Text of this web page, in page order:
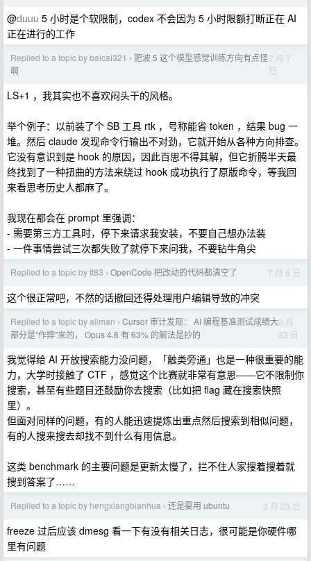
@duuu 5 小时是个软限制，codex 不会因为 5 小时限额打断正在 AI
正在进行的工作
Replied to a topic by baicai321 › 肥波 5 这个模型感觉训练方向有点怪
啊
7 月 7
日
LS+1 ，我其实也不喜欢闷头干的风格。
举个例子：以前装了个 SB 工具 rtk ，号称能省 token ，结果 bug 一
堆。然后 claude 发现命令行输出不对劲，它就开始从各种方向排查。
它没有意识到是 hook 的原因，因此百思不得其解，但它折腾半天最
终找到了一种扭曲的方法来绕过 hook 成功执行了原版命令，等我回
来看思考历史人都麻了。
我现在都会在 prompt 里强调：
- 需要第三方工具时，停下来请求我安装，不要自己想办法装
- 一件事情尝试三次都失败了就停下来问我，不要钻牛角尖
Replied to a topic by tt83 › OpenCode 把改动的代码都清空了 7 月 6 日
这个很正常吧，不然的话撤回还得处理用户编辑导致的冲突
Replied to a topic by allman › Cursor 审计发现： AI 编程基准测试成绩大
部分是"作弊"来的， Opus 4.8 有 63% 的解法是抄的
6 月
23 日
我觉得给 AI 开放搜索能力没问题，「触类旁通」也是一种很重要的能
力，大学时接触了 CTF ，感觉这个比赛就非常有意思——它不限制你
搜索，甚至有些题目还鼓励你去搜索（比如把 flag 藏在搜索快照
里）。
但面对同样的问题，有的人能迅速提炼出重点然后搜索到相似问题，
有的人搜来搜去却找不到什么有用信息。
这类 benchmark 的主要问题是更新太慢了，拦不住人家搜着搜着就
搜到答案了……
Replied to a topic by hengxiangbianhua › 还是要用 ubuntu 3 月 29 日
freeze 过后应该 dmesg 看一下有没有相关日志，很可能是你硬件哪
里有问题